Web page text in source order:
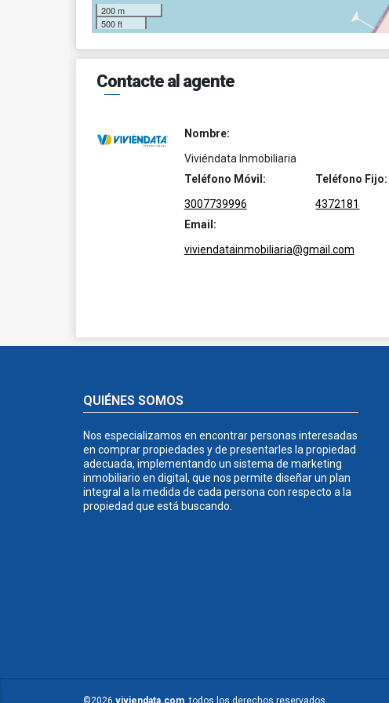
200 m
500 ft
Contacte al agente
Nombre:
Viviéndata Inmobiliaria
Teléfono Móvil:
3007739996
Teléfono Fijo:
4372181
Email:
viviendatainmobiliaria@gmail.com
QUIÉNES SOMOS
Nos especializamos en encontrar personas interesadas
en comprar propiedades y de presentarles la propiedad
adecuada, implementando un sistema de marketing
inmobiliario en digital, que nos permite diseñar un plan
integral a la medida de cada persona con respecto a la
propiedad que está buscando.
©2026 viviendata.com , todos los derechos reservados.